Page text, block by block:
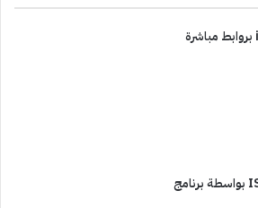
طريقة تشغيل ملف ايزو ISO بواسطة برنامج